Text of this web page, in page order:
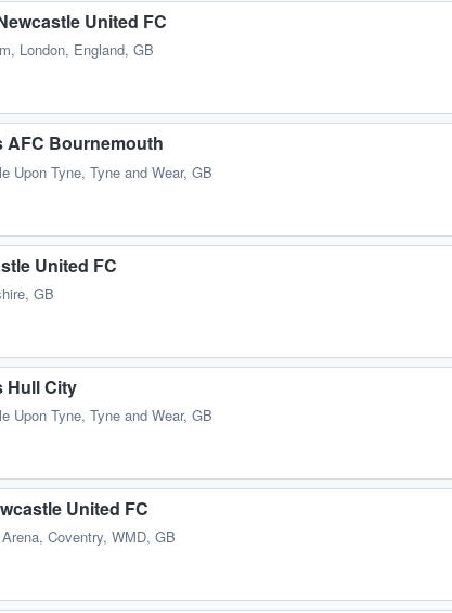
United FC
, London, England, GB
AFC Bournemouth
Upon Tyne, Tyne and Wear, GB
United FC
GB
Hull City
Upon Tyne, Tyne and Wear, GB
United FC
, Coventry, WMD, GB